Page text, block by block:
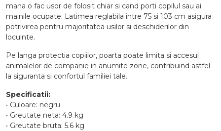
mana o fac usor de folosit chiar si cand porti copilul sau ai
mainile ocupate. Latimea reglabila intre 75 si 103 cm asigura
potrivirea pentru majoritatea usilor si deschiderilor din
locuinte.
Pe langa protectia copiilor, poarta poate limita si accesul
animalelor de companie in anumite zone, contribuind astfel
la siguranta si confortul familiei tale.
Specificatii:
• Culoare: negru
• Greutate neta: 4.9 kg
• Greutate bruta: 5.6 kg